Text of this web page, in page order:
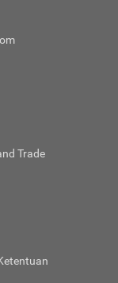
Trade